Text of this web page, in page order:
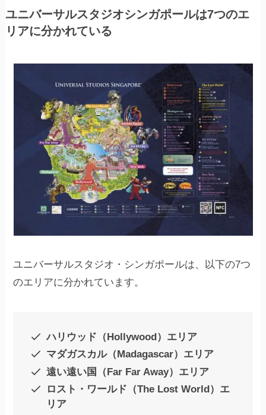
ユニバーサルスタジオシンガポールは7つのエ
リアに分かれている
ユニバーサルスタジオ・シンガポールは、以下の7つ
のエリアに分かれています。
ハリウッド（Hollywood）エリ ア
マダガスカル（Madagascar）エリア
遠い遠い国（Far Far Away）エリア
ロスト・ワールド（The Lost World）エ
リア